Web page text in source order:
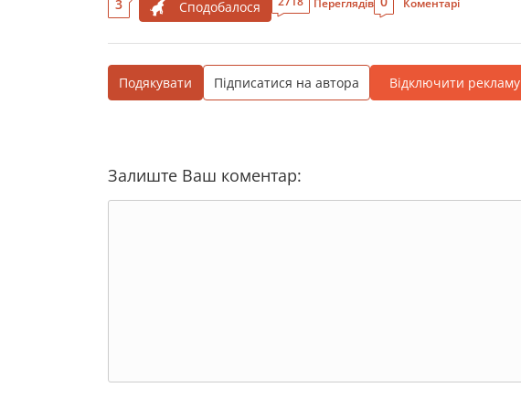
3 Сподобалося Переглядів Коментарі
Подякувати Підписатися на автора Відключити рекламу
Залиште Ваш коментар: